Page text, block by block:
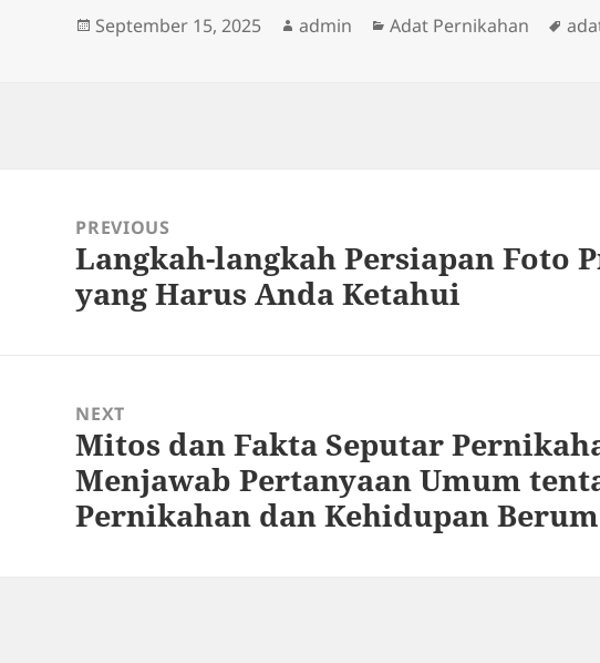
Posted
September 15, 2025 Author
admin Categories
Adat Pernikahan
navigationPREVIOUS
Previous
post:
Langkah-langkah Persiapan Foto
yang Harus Anda Ketahui
NEXT
Next
post:
Mitos dan Fakta Seputar
Menjawab Pertanyaan Umum
Pernikahan dan Kehidupan